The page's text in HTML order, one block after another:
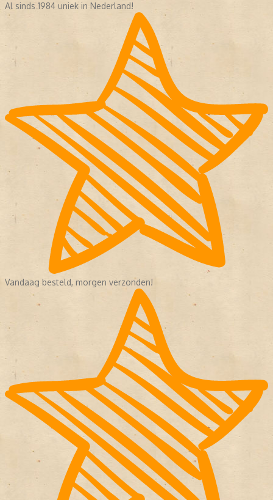
Al sinds 1984 uniek in Nederland!
Vandaag besteld, morgen verzonden!